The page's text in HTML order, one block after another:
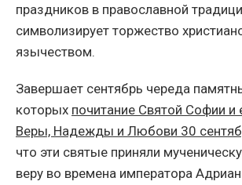
праздников в православной
символизирует торжество
язычеством.
Завершает сентябрь череда
которых почитание Святой Софии и
Веры, Надежды и Любови 30
что эти святые приняли
веру во времена императора